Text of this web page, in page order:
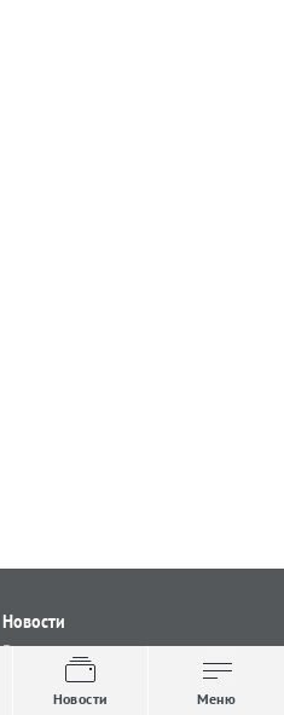
Новости
Все новости
Общество
Строительство и ЖКХ
Новости Меню